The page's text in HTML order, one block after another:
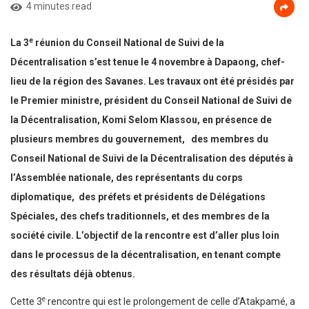
4 minutes read
La 3e réunion du Conseil National de Suivi de la
Décentralisation s’est tenue le 4 novembre à Dapaong, chef-
lieu de la région des Savanes. Les travaux ont été présidés par
le Premier ministre, président du Conseil National de Suivi de
la Décentralisation, Komi Selom Klassou, en présence de
plusieurs membres du gouvernement, des membres du
Conseil National de Suivi de la Décentralisation des députés à
l’Assemblée nationale, des représentants du corps
diplomatique, des préfets et présidents de Délégations
Spéciales, des chefs traditionnels, et des membres de la
société civile. L’objectif de la rencontre est d’aller plus loin
dans le processus de la décentralisation, en tenant compte
des résultats déjà obtenus.
Cette 3e rencontre qui est le prolongement de celle d’Atakpamé, a